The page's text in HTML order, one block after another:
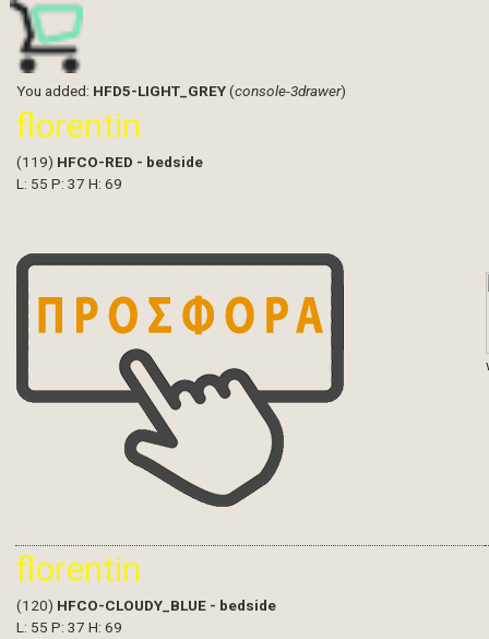
You added: HFD5-LIGHT_GREY(console-3drawer)
florentin
(119) HFCO-RED - bedside
L: 55 P: 37 H: 69
florentin
(120) HFCO-CLOUDY_BLUE - bedside
L: 55 P: 37 H: 69